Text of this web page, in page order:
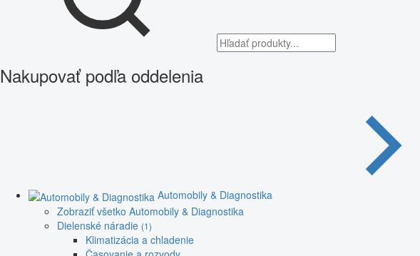
Nakupovať podľa oddelenia
Automobily & Diagnostika
Zobraziť všetko Automobily & Diagnostika
Dielenské náradie (1)
Klimatizácia a chladenie